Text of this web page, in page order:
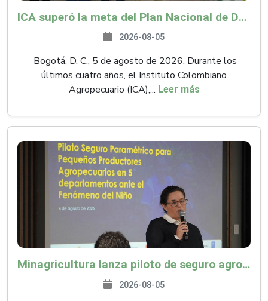
ICA superó la meta del Plan Nacional de Desarrollo y abrió 61 mercados internacionales
2026-08-05
Bogotá, D. C., 5 de agosto de 2026. Durante los
últimos cuatro años, el Instituto Colombiano
Agropecuario (ICA),... Leer más
Minagricultura lanza piloto de seguro agropecuario por $9.625 millones para proteger a más de 14.000 pequeños productores contra riesgos del Fenómeno de El Niño
2026-08-05